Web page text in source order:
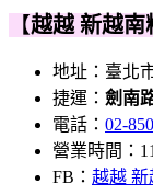
【越越 新越南
地址：臺北
捷運： 劍南
電話： 02-
營業時間：
FB： 越越 新